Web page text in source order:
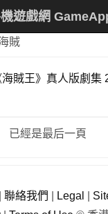
遊戲網
賊
海賊王》真人版劇集
已經是最后一頁
聯絡我們 Legal